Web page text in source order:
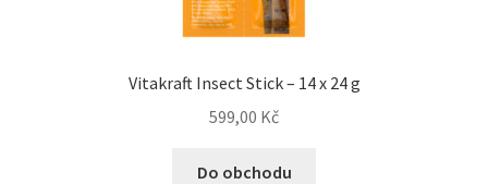
Vitakraft Insect Stick – 14 x 24 g
599,00 Kč
Do obchodu